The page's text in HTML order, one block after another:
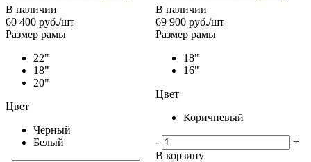
В наличии
60 400 руб./шт
Размер рамы
22"
18"
20"
Цвет
Черный
Белый
В наличии
69 900 руб./шт
Размер рамы
18"
16"
Цвет
Коричневый
-
+
В корзину